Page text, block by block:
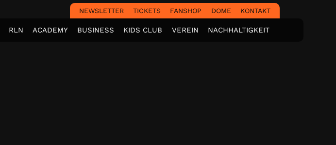
NEWSLETTER TICKETS FANSHOP DOME KONTAKT
RLN ACADEMY BUSINESS KIDS CLUB VEREIN NACHHALTIGKEIT